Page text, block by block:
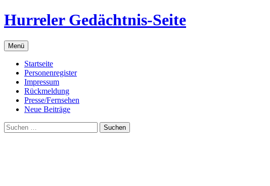
Zum
Inhalt
Hurreler Gedächtnis-Seite
Menü
Startseite
Personenregister
Impressum
Rückmeldung
Presse/Fernsehen
Neue Beiträge
Suchen
nach: